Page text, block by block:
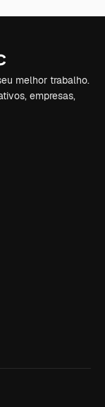
melhor trabalho.
empresas,